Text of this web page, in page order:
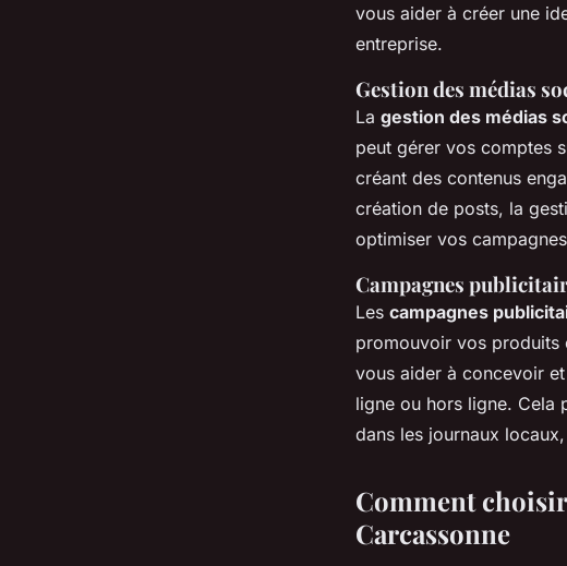
vous aider à créer une
entreprise.
Gestion des médias
La gestion des médias
peut gérer vos comptes
créant des contenus
création de posts, la
optimiser vos
Campagnes
Les campagnes
promouvoir vos produits
vous aider à concevoir
ligne ou hors ligne. Cela
dans les journaux
Comment
Carcassonne